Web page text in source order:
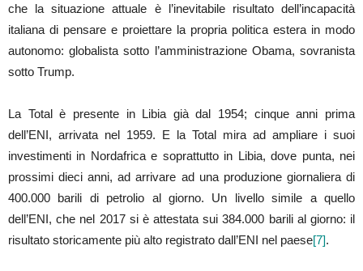
che la situazione attuale è l’inevitabile risultato dell’incapacità
italiana di pensare e proiettare la propria politica estera in modo
autonomo: globalista sotto l’amministrazione Obama, sovranista
sotto Trump.
La Total è presente in Libia già dal 1954; cinque anni prima
dell’ENI, arrivata nel 1959. E la Total mira ad ampliare i suoi
investimenti in Nordafrica e soprattutto in Libia, dove punta, nei
prossimi dieci anni, ad arrivare ad una produzione giornaliera di
400.000 barili di petrolio al giorno. Un livello simile a quello
dell’ENI, che nel 2017 si è attestata sui 384.000 barili al giorno: il
risultato storicamente più alto registrato dall’ENI nel paese[7].